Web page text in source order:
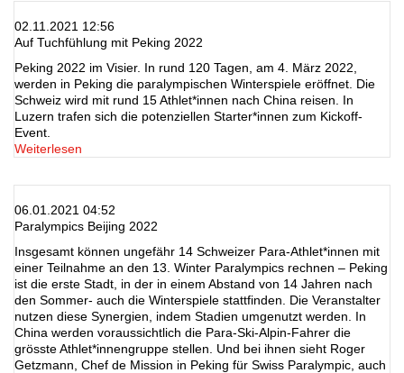
02.11.2021 12:56
Auf Tuchfühlung mit Peking 2022
Peking 2022 im Visier. In rund 120 Tagen, am 4. März 2022,
werden in Peking die paralympischen Winterspiele eröffnet. Die
Schweiz wird mit rund 15 Athlet*innen nach China reisen. In
Luzern trafen sich die potenziellen Starter*innen zum Kickoff-
Event.
Weiterlesen
06.01.2021 04:52
Paralympics Beijing 2022
Insgesamt können ungefähr 14 Schweizer Para-Athlet*innen mit
einer Teilnahme an den 13. Winter Paralympics rechnen – Peking
ist die erste Stadt, in der in einem Abstand von 14 Jahren nach
den Sommer- auch die Winterspiele stattfinden. Die Veranstalter
nutzen diese Synergien, indem Stadien umgenutzt werden. In
China werden voraussichtlich die Para-Ski-Alpin-Fahrer die
grösste Athlet*innengruppe stellen. Und bei ihnen sieht Roger
Getzmann, Chef de Mission in Peking für Swiss Paralympic, auch